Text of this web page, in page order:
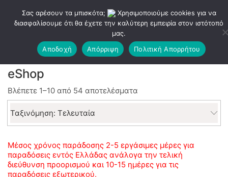
eShop
Βλέπετε 1–10 από 54 αποτελέσματα
by
Ταξινόμηση: Τελευταία
Μέσος χρόνος παράδοσης 2-5 εργάσιμες μέρες για
παραδόσεις εντός Ελλάδας ανάλογα την τελική
διεύθυνση προορισμού και 10-15 ημέρες για τις
παραδόσεις εξωτερικού.
Σας αρέσουν τα μπισκότα;
Χρησιμοποιούμε cookies για να
διασφαλίσουμε ότι θα έχετε την καλύτερη εμπειρία στον ιστότοπό
μας.
Αποδοχή
Απόρριψη Πολιτική Απορρήτου